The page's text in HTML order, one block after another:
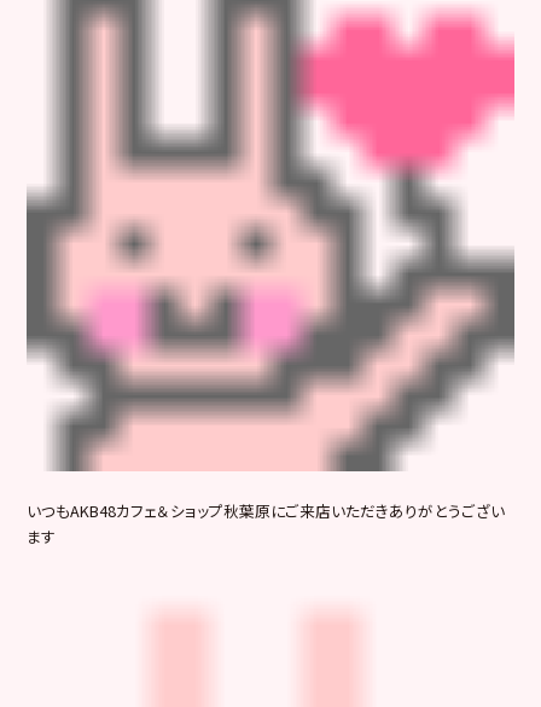
いつもAKB48カフェ＆ショップ秋葉原にご来店いただきありがとうござい
ます